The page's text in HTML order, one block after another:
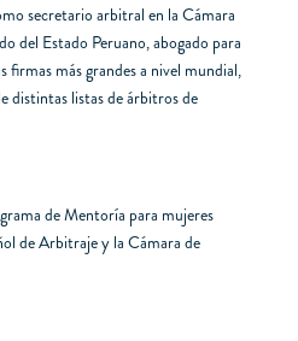
secretario arbitral en la Cámara
del Estado Peruano, abogado para
firmas más grandes a nivel mundial,
distintas listas de árbitros de
de Mentoría para mujeres
de Arbitraje y la Cámara de